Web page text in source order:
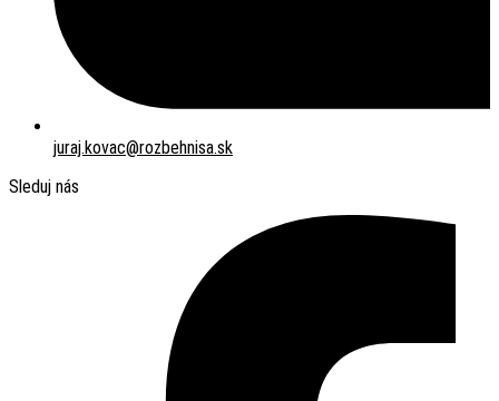
juraj.kovac@rozbehnisa.sk
Sleduj nás